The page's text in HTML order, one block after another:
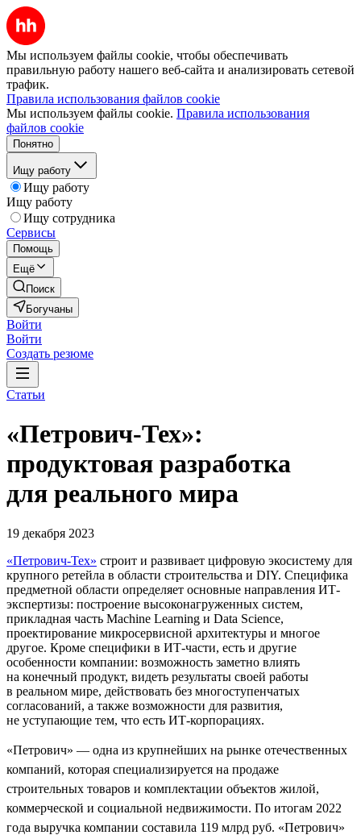
Мы используем файлы cookie, чтобы обеспечивать
правильную работу нашего веб-сайта и анализировать сетевой
трафик.
Правила использования файлов cookie
Мы используем файлы cookie. Правила использования
файлов cookie
Понятно
Ищу работу
Ищу работу
Ищу работу
Ищу сотрудника
Сервисы
Помощь
Ещё
Поиск
Богучаны
Войти
Войти
Создать резюме
Статьи
«Петрович-Тех»:
продуктовая разработка
для реального мира
19 декабря 2023
«Петрович-Тех» строит и развивает цифровую экосистему для
крупного ретейла в области строительства и DIY. Специфика
предметной области определяет основные направления ИТ-
экспертизы: построение высоконагруженных систем,
прикладная часть Machine Learning и Data Science,
проектирование микросервисной архитектуры и многое
другое. Кроме специфики в ИТ-части, есть и другие
особенности компании: возможность заметно влиять
на конечный продукт, видеть результаты своей работы
в реальном мире, действовать без многоступенчатых
согласований, а также возможности для развития,
не уступающие тем, что есть ИТ-корпорациях.
«Петрович» — одна из крупнейших на рынке отечественных
компаний, которая специализируется на продаже
строительных товаров и комплектации объектов жилой,
коммерческой и социальной недвижимости. По итогам 2022
года выручка компании составила 119 млрд руб. «Петрович»